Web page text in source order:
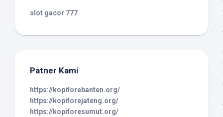
slot gacor 777
Patner Kami
https://kopiforebanten.org/
https://kopiforejateng.org/
https://kopiforesumut.org/